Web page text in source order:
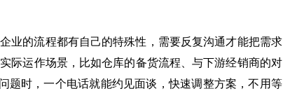
业的流程都有自己的特殊性，需要反复沟通才能把需求
际运作场景，比如仓库的备货流程、与下游经销商的对
题时，一个电话就能约见面谈，快速调整方案，不用等